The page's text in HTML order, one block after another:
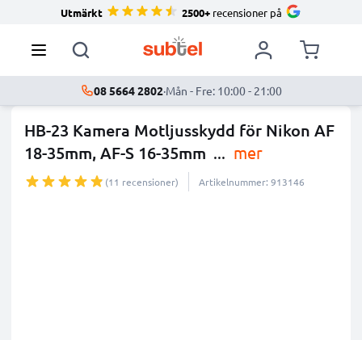
Utmärkt 2500+ recensioner på
08 5664 2802·Mån - Fre: 10:00 - 21:00
HB-23 Kamera Motljusskydd för Nikon AF
18-35mm, AF-S 16-35mm ... mer
(11 recensioner) Artikelnummer: 913146